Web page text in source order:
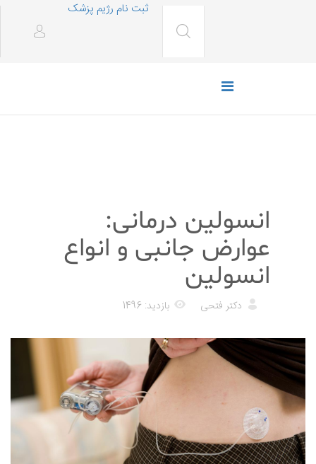
ثبت نام رژیم پزشک
انسولین درمانی:
عوارض جانبی و انواع
انسولین
دکتر فتحی بازدید: 1496